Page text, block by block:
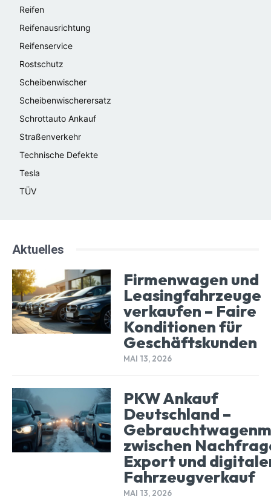
Reifen
Reifenausrichtung
Reifenservice
Rostschutz
Scheibenwischer
Scheibenwischerersatz
Schrottauto Ankauf
Straßenverkehr
Technische Defekte
Tesla
TÜV
Aktuelles
Firmenwagen und
Leasingfahrzeuge
verkaufen – Faire
Konditionen für
Geschäftskunden
MAI 13, 2026
PKW Ankauf
Deutschland –
zwischen
Export und
Fahrzeugverkauf
MAI 13, 2026